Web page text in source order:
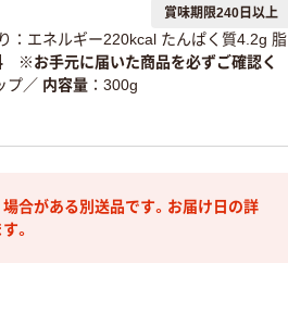
賞味期限240日以上
：エネルギー220kcal たんぱく質4.2g 脂
※お手元に届いた商品を必ずご確認く
プ／ 内容量
300g
合がある別送品です。お届け日の詳
。